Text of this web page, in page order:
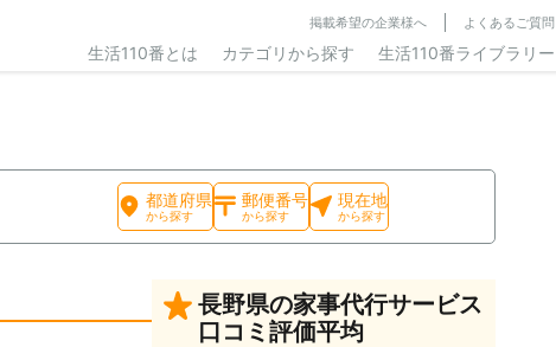
掲載希望の企業様へ よくあるご質問
生活110番とは カテゴリから探す 生活110番ライブラリー
都道府県
から探す
郵便番号
から探す
現在地
から探す
長野県の家事代行サービス
口コミ評価平均